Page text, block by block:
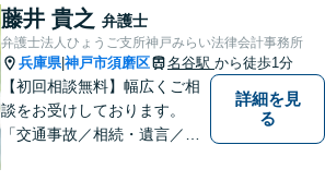
題にも迅速に対応いたしま
す。【初回無料相談】
藤井 貴之 弁護士
弁護士法人ひょうご支所神戸みらい法律会計事務所
兵庫県|神戸市須磨区 名谷駅 から徒歩1分
【初回相談無料】幅広くご相
談をお受けしております。
「交通事故／相続・遺言／離
詳細を見
る